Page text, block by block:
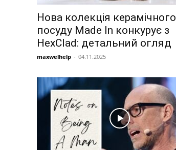
Нова колекція керамічного
посуду Made In конкурує з
HexClad: детальний огляд
maxwelhelp - 04.11.2025